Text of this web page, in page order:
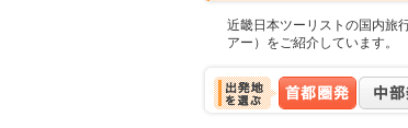
近畿日本ツーリストの国内旅
アー）をご紹介しています。